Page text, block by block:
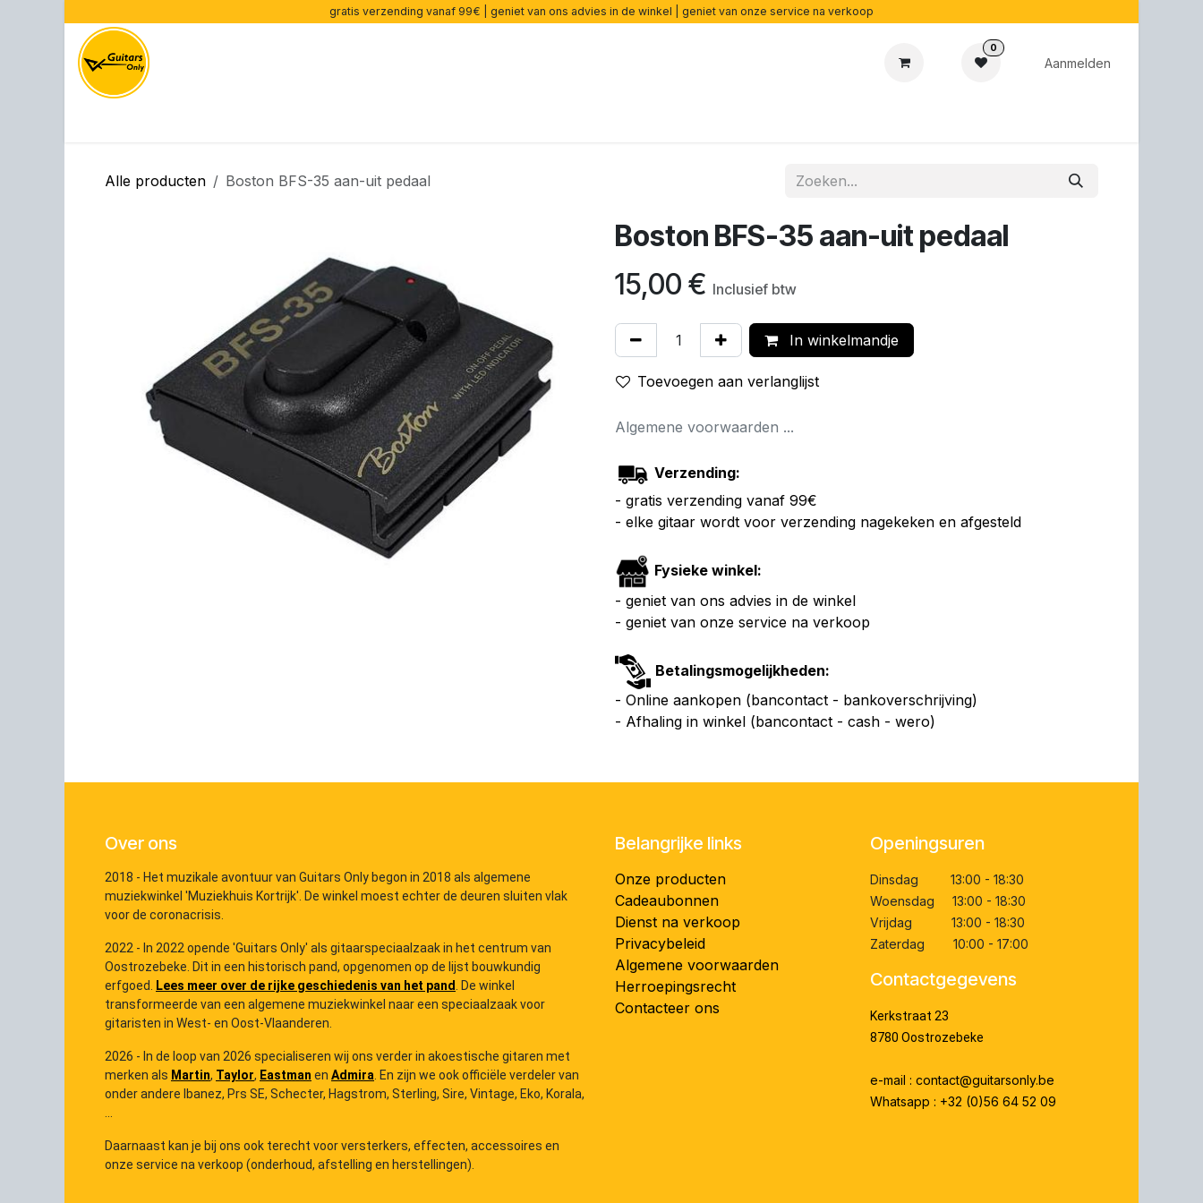
gratis verzending vanaf 99€ | geniet van ons advies in de winkel | geniet van onze service na verkoop
0
Aanmelden
Alle producten Boston BFS-35 aan-uit pedaal
Boston BFS-35 aan-uit pedaal
15,00 € Inclusief btw
In winkelmandje
Toevoegen aan verlanglijst
Algemene voorwaarden ...
Verzending:
- gratis verzending vanaf 99€
- elke gitaar wordt voor verzending nagekeken en afgesteld
Fysieke winkel:
- geniet van ons advies in de winkel
- geniet van onze service na verkoop
Betalingsmogelijkheden:
- Online aankopen (bancontact - bankoverschrijving)
- Afhaling in winkel (bancontact - cash - wero)
Over ons
2018 - Het muzikale avontuur van Guitars Only begon in 2018 als algemene
muziekwinkel 'Muziekhuis Kortrijk'. De winkel moest echter de deuren sluiten vlak
voor de coronacrisis.
2022 - In 2022 opende 'Guitars Only' als gitaarspeciaalzaak in het centrum van
Oostrozebeke. Dit in een historisch pand, opgenomen op de lijst bouwkundig
erfgoed. Lees meer over de rijke geschiedenis van het pand. De winkel
transformeerde van een algemene muziekwinkel naar een speciaalzaak voor
gitaristen in West- en Oost-Vlaanderen.
2026 - In de loop van 2026 specialiseren wij ons verder in akoestische gitaren met
merken als Martin, Taylor, Eastman en Admira. En zijn we ook officiële verdeler van
onder andere Ibanez, Prs SE, Schecter, Hagstrom, Sterling, Sire, Vintage, Eko, Korala,
...
Daarnaast kan je bij ons ook terecht voor versterkers, effecten, accessoires en
onze service na verkoop (onderhoud, afstelling en herstellingen).
Belangrijke links
Onze producten
Cadeaubonnen
Dienst na verkoop
Privacybeleid
Algemene voorwaarden
Herroepingsrecht
Contacteer ons
Openingsuren
Dinsdag 13:00 - 18:30
Woensdag 13:00 - 18:30
Vrijdag 13:00 - 18:30
Zaterdag 10:00 - 17:00
Contactgegevens
Kerkstraat 23
8780 Oostrozebeke
e-mail : contact@guitarsonly.be
Whatsapp : +32 (0)56 64 52 09